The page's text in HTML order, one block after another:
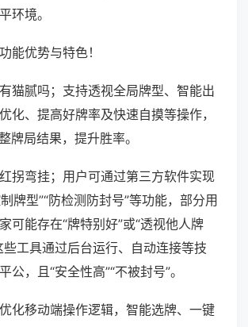
环境。
能优势与特色！
猫腻吗；支持透视全局牌型、智能出
化、提高好牌率及快速自摸等操作，
牌局结果，提升胜率。
拐弯挂；用户可通过第三方软件实现
牌型”“防检测防封号”等功能，部分用
可能存在“牌特别好”或“透视他人牌
些工具通过后台运行、自动连接等技
公，且“安全性高”“不被封号”。
化移动端操作逻辑，智能选牌、一键